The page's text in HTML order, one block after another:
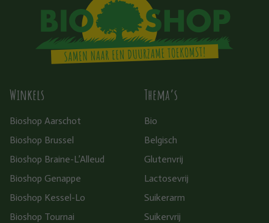
Winkels
Bioshop Aarschot
Bioshop Brussel
Bioshop Braine-L’Alleud
Bioshop Genappe
Bioshop Kessel-Lo
Bioshop Tournai
Thema’s
Bio
Belgisch
Glutenvrij
Lactosevrij
Suikerarm
Suikervrij